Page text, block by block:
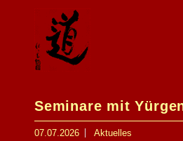
Seminare mit
07.07.2026 Aktuelles